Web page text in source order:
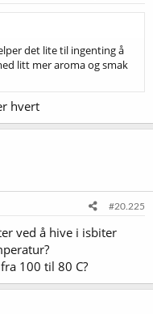
det lite til ingenting å
litt mer aroma og smak
hvert
#20.225
ved å hive i isbiter
100 til 80 C?